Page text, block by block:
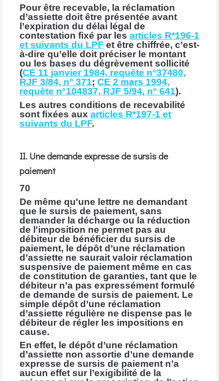
Pour être recevable, la réclamation
d’assiette doit être présentée avant
l’expiration du délai légal de
contestation fixé par les articles R*196-1
et suivants du LPF et être chiffrée, c’est-
à-dire qu’elle doit préciser le montant
ou les bases du dégrèvement sollicité
(CE 11 janvier 1984, requête n°37480,
RJF 3/84, n° 371; CE 2 mars 1994,
requête n°104837, RJF 5/94, n° 641).
Les autres conditions de recevabilité
sont fixées aux articles R*197-1 et
suivants du LPF.
II. Une demande expresse de sursis de
paiement
70
De même qu'une lettre ne demandant
que le sursis de paiement, sans
demander la décharge ou la réduction
de l'imposition ne permet pas au
débiteur de bénéficier du sursis de
paiement, le dépôt d’une réclamation
d’assiette ne saurait valoir réclamation
suspensive de paiement même en cas
de constitution de garanties, tant que le
débiteur n’a pas expressément formulé
de demande de sursis de paiement. Le
simple dépôt d’une réclamation
d’assiette régulière ne dispense pas le
débiteur de régler les impositions en
cause.
En effet, le dépôt d’une réclamation
d’assiette non assortie d’une demande
expresse de sursis de paiement n’a
aucun effet sur l’exigibilité de la